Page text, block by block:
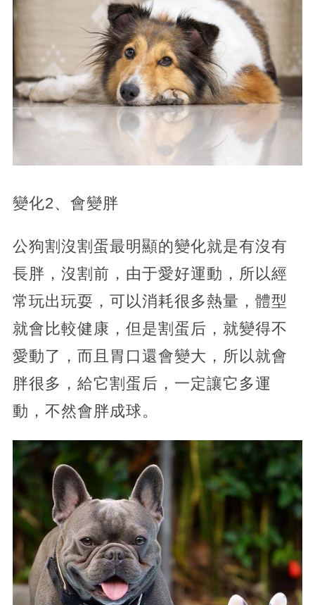
變化2、會變胖
公狗割沒割蛋最明顯的變化就是有沒有
長胖，沒割前，由于愛好運動，所以經
常玩出玩耍，可以消耗很多熱量，體型
就會比較健康，但是割蛋后，就變得不
愛動了，而且胃口還會變大，所以就會
胖很多，給它割蛋后，一定讓它多運
動，不然會胖成球。